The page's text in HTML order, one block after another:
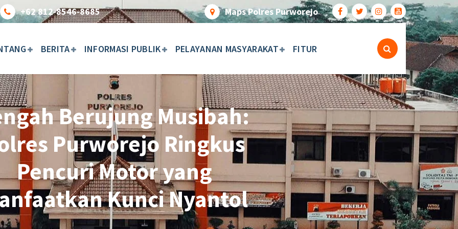
+62 812-8546-8685 Maps Polres Purworejo
BERITA INFORMASI PUBLIK PELAYANAN MASYARAKAT FITUR
Berujung Musibah:
Purworejo Ringkus
Pencuri Motor yang
Kunci Nyantol